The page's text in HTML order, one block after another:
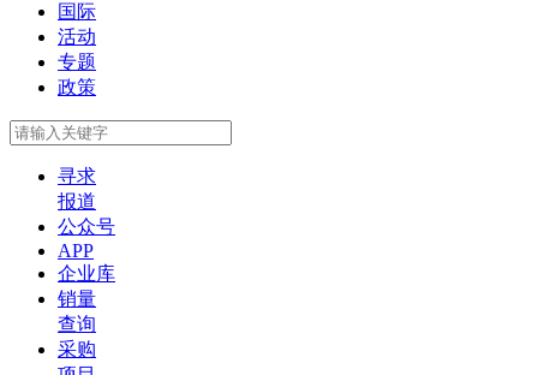
国际
活动
专题
政策
寻求
报道
公众号
APP
企业库
销量
查询
采购